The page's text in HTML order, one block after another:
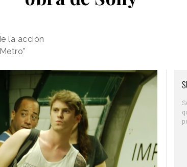
la acción